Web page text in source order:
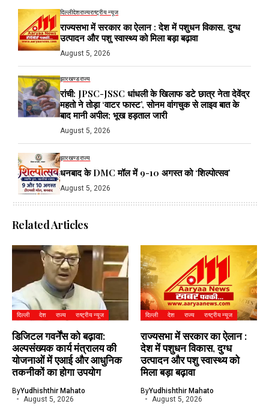
दिल्लीदेशराज्यराष्ट्रीय न्यूज
राज्यसभा में सरकार का ऐलान : देश में पशुधन विकास, दुग्ध
उत्पादन और पशु स्वास्थ्य को मिला बड़ा बढ़ावा
August 5, 2026
झारखण्डराज्य
रांची: JPSC-JSSC धांधली के खिलाफ डटे छात्र नेता देवेंद्र
महतो ने तोड़ा ‘वाटर फास्ट’, सोनम वांगचुक से लाइव बात के
बाद मानी अपील; भूख हड़ताल जारी
August 5, 2026
झारखण्डराज्य
धनबाद के DMC मॉल में 9-10 अगस्त को ‘शिल्पोत्सव’
August 5, 2026
Related Articles
दिल्ली देश राज्य राष्ट्रीय न्यूज
डिजिटल गवर्नेंस को बढ़ावा:
अल्पसंख्यक कार्य मंत्रालय की
योजनाओं में एआई और आधुनिक
तकनीकों का होगा उपयोग
ByYudhishthir Mahato
August 5, 2026
दिल्ली देश राज्य राष्ट्रीय न्यूज
राज्यसभा में सरकार का ऐलान :
देश में पशुधन विकास, दुग्ध
उत्पादन और पशु स्वास्थ्य को
मिला बड़ा बढ़ावा
ByYudhishthir Mahato
August 5, 2026